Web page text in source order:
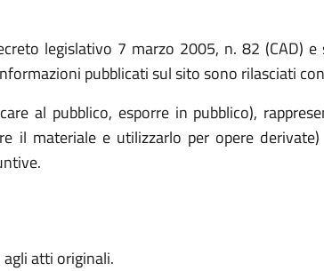
legislativo 7 marzo 2005, n. 82 (CAD)
pubblicati sul sito sono rilasciati
al pubblico, esporre in pubblico),
il materiale e utilizzarlo per opere
atti originali.